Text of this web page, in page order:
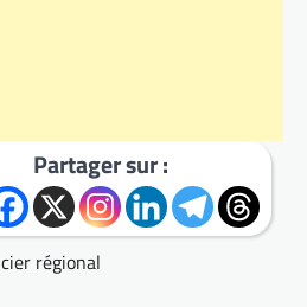
Partager sur :
régional